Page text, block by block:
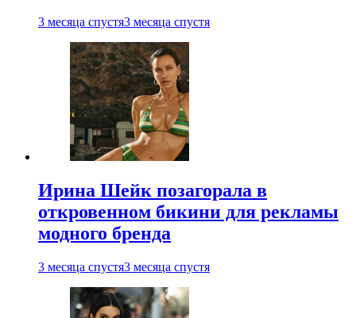
3 месяца спустя3 месяца спустя
Ирина Шейк позагорала в
откровенном бикини для рекламы
модного бренда
3 месяца спустя3 месяца спустя